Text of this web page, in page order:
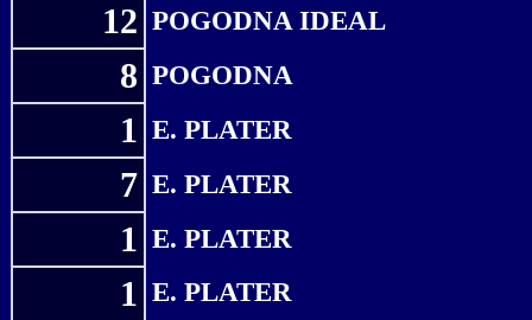
12 POGODNA IDEAL
8 POGODNA
1 E. PLATER
7 E. PLATER
1 E. PLATER
1 E. PLATER